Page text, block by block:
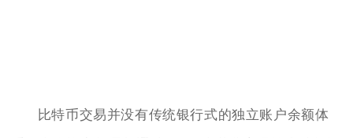
比特币交易并没有传统银行式的独立账户余额体